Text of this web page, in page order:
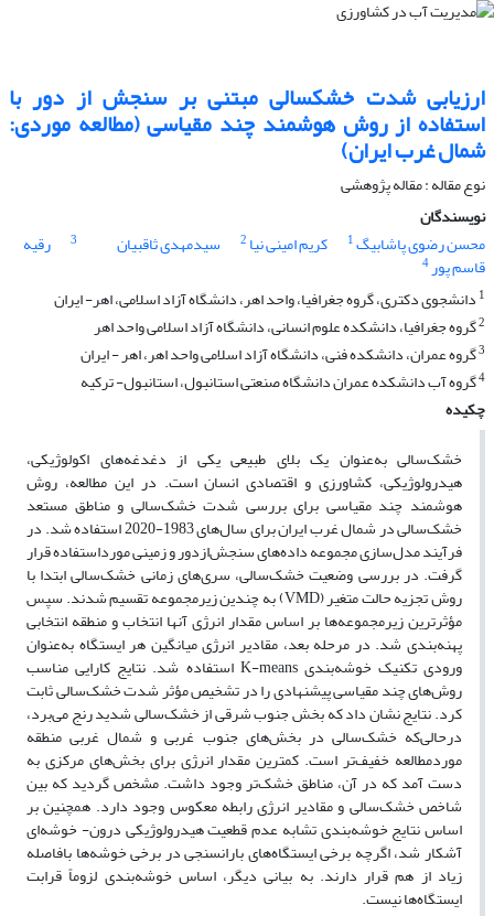
ارزیابی شدت خشکسالی مبتنی بر سنجش از دور با
استفاده از روش‌ هوشمند چند مقیاسی (مطالعه موردی:
شمال غرب ایران)
نوع مقاله : مقاله پژوهشی
نویسندگان
محسن رضوی پاشابیگ1 کریم امینی نیا 2 سیدمهدی ثاقبیان 3 رقیه
قاسم پور4
1 دانشجوی دکتری، گروه جغرافیا، واحد اهر، دانشگاه آزاد اسلامی، اهر- ایران
2گروه جغرافیا، دانشکده علوم انسانی، دانشگاه آزاد اسلامی واحد اهر
3گروه عمران، دانشکده فنی، دانشگاه آزاد اسلامی واحد اهر، اهر - ایران
4گروه آب دانشکده عمران دانشگاه صنعتی استانبول، استانبول- ترکیه
چکیده
خشک‌سالی به‌عنوان یک بلای طبیعی یکی از دغدغه‌های اکولوژیکی،
هیدرولوژیکی، کشاورزی و اقتصادی انسان است. در این مطالعه، روش‌
هوشمند چند مقیاسی برای بررسی شدت خشک‌سالی و مناطق مستعد
خشک‌سالی در شمال غرب ایران برای سال‌های 1983-2020 استفاده شد. در
فرآیند مدل‌سازی مجموعه داده‌های سنجش‌ازدور و زمینی مورداستفاده قرار
گرفت. در بررسی وضعیت خشک‌سالی، سری‌های زمانی خشک‌سالی ابتدا با
روش تجزیه حالت متغیر (VMD) به چندین زیرمجموعه تقسیم شدند. سپس
مؤثرترین زیرمجموعه‌ها بر اساس مقدار انرژی آن­ها انتخاب و منطقه انتخابی
پهنه‌بندی شد. در مرحله بعد، مقادیر انرژی میانگین هر ایستگاه به‌عنوان
ورودی تکنیک خوشه‌بندی K-means استفاده شد. نتایج کارایی مناسب
روش‌های چند مقیاسی پیشنهادی را در تشخیص مؤثر شدت خشک‌سالی ثابت
کرد. نتایج نشان داد که بخش جنوب شرقی از خشک‌سالی شدید رنج می‌برد،
درحالی‌که خشک‌سالی در بخش‌های جنوب غربی و شمال غربی منطقه
موردمطالعه خفیف‌تر است. کمترین مقدار انرژی برای بخش‌های مرکزی به
دست آمد که در آن، مناطق خشک‌تر وجود داشت. مشخص گردید که بین
شاخص خشک‌سالی و مقادیر انرژی رابطه معکوس وجود دارد. همچنین بر
اساس نتایج خوشه‌بندی تشابه عدم قطعیت هیدرولوژیکی درون- خوشه‌ای
آشکار شد، اگرچه برخی ایستگاه‌های باران­سنجی در برخی خوشه‌ها بافاصله
زیاد از هم قرار دارند. به بیانی دیگر، اساس خوشه‌بندی لزوماً قرابت
ایستگاه‌ها نیست.